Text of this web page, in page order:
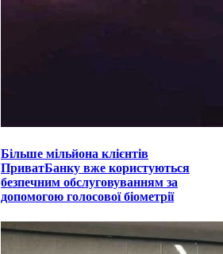
Більше мільйона клієнтів
ПриватБанку вже користуються
безпечним обслуговуванням за
допомогою голосової біометрії